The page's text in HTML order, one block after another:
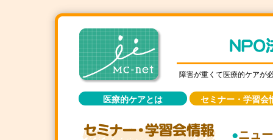
障害が重くて医療的ケアが
医療的ケアとは セミナー・学習会
●ニュ